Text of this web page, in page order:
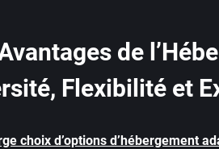
de
Flexibilité et
choix d’options d’hébergement